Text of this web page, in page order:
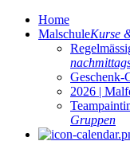
Home
MalschuleKurse
Geschenk-
2026 |
Gruppen